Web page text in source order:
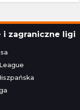
i zagraniczne ligi